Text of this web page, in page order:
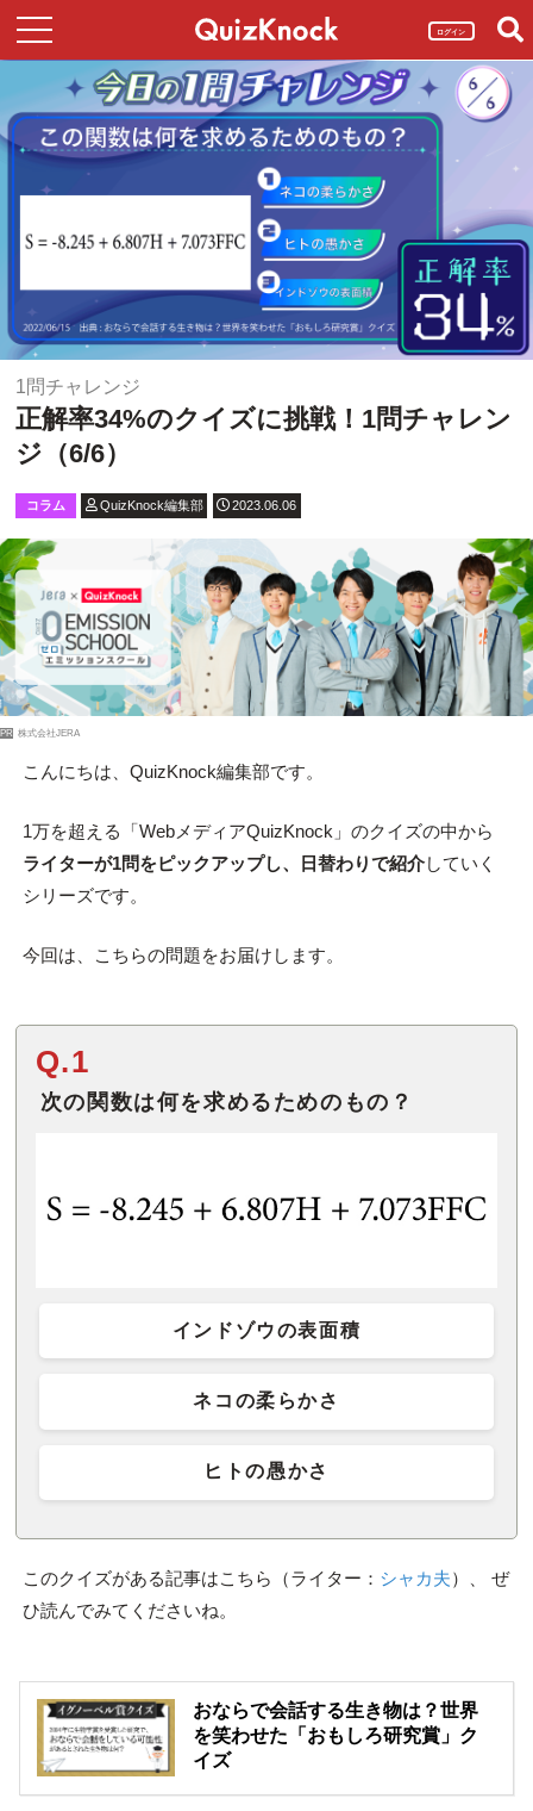
ログイン
1問チャレンジ
正解率34%のクイズに挑戦！1問チャレン
ジ（6/6）
コラム QuizKnock編集部 2023.06.06
PR 株式会社JERA
こんにちは、QuizKnock編集部です。
1万を超える「WebメディアQuizKnock」のクイズの中から
ライターが1問をピックアップし、日替わりで紹介していく
シリーズです。
今回は、こちらの問題をお届けします。
Q.1
次の関数は何を求めるためのもの？
インドゾウの表面積
ネコの柔らかさ
ヒトの愚かさ
このクイズがある記事はこちら（ライター： シャカ夫）、 ぜ
ひ読んでみてくださいね。
おならで会話する生き物は？世界
を笑わせた「おもしろ研究賞」ク
イズ